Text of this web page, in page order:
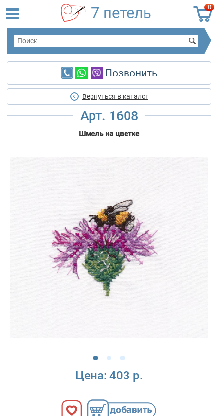
0
7 петель
Позвонить
Вернуться в каталог
Арт. 1608
Шмель на цветке
Цена: 403 р.